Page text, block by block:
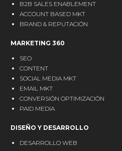
B2B SALES ENABLEMENT
ACCOUNT BASED MKT
BRAND & REPUTACIÓN
MARKETING 360
SEO
CONTENT
SOCIAL MEDIA MKT
EMAIL MKT
CONVERSIÓN OPTIMIZACIÓN
PAID MEDIA
DISEÑO Y DESARROLLO
DESARROLLO WEB